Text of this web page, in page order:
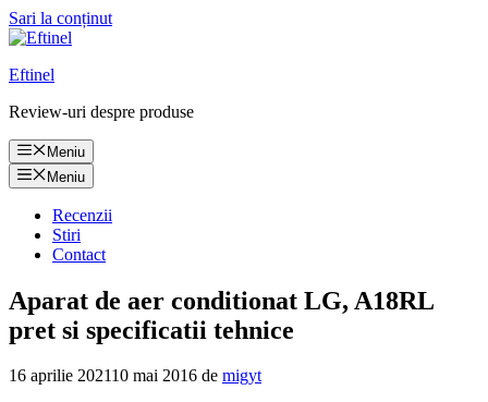
Sari la conținut
Eftinel
Review-uri despre produse
Meniu
Meniu
Recenzii
Stiri
Contact
Aparat de aer conditionat LG, A18RL
pret si specificatii tehnice
16 aprilie 202110 mai 2016 de migyt